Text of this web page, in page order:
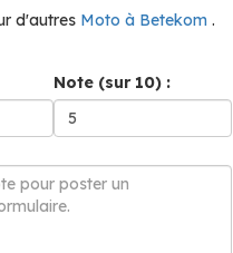
d'autres Moto à Betekom .
Note (sur 10) :